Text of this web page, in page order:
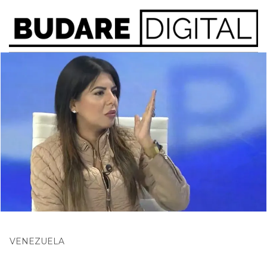
VENEZUELA